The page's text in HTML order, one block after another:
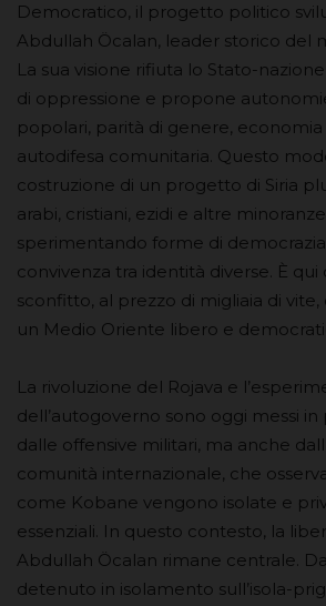
Democratico, il progetto politico
Abdullah Öcalan, leader storico del
La sua visione rifiuta lo Stato-
di oppressione e propone
popolari, parità di genere,
autodifesa comunitaria. Questo
costruzione di un progetto di Siria
arabi, cristiani, ezidi e altre
sperimentando forme di
convivenza tra identità diverse. È qui
sconfitto, al prezzo di migliaia di
un Medio Oriente libero e
La rivoluzione del Rojava e
dell’autogoverno sono oggi messi
dalle offensive militari, ma anche
comunità internazionale, che
come Kobane vengono isolate e
essenziali. In questo contesto, la
Abdullah Öcalan rimane centrale.
detenuto in isolamento sull’isola-